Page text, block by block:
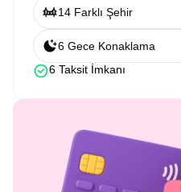
14 Farklı Şehir
6 Gece Konaklama
6 Taksit İmkanı